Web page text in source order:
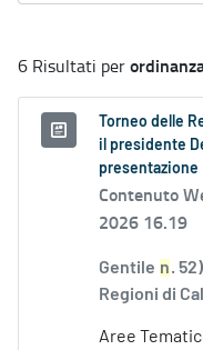
6 Risultati per
Torneo delle
il presidente
presentazione
Contenuto
2026 16.19
Gentile n.
Regioni di
Aree